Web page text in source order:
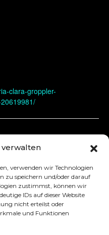
verwenden wir Technologien
zu speichern und/oder darauf
zustimmst, können wir
IDs auf dieser Website
nicht erteilst oder
und Funktionen
clara-groppler-